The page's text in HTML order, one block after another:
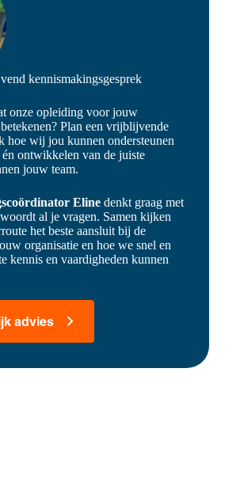
kennismakingsgesprek
onze opleiding voor jouw
Plan een vrijblijvende
hoe wij jou kunnen ondersteunen
ontwikkelen van de juiste
jouw team.
Elinedenkt graag met
al je vragen. Samen kijken
het beste aansluit bij de
organisatie en hoe we snel en
kennis en vaardigheden kunnen
advies